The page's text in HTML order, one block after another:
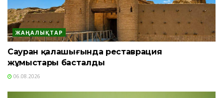
ЖАҢАЛЫҚТАР
Сауран қалашығында реставрация
жұмыстары басталды
06.08.2026